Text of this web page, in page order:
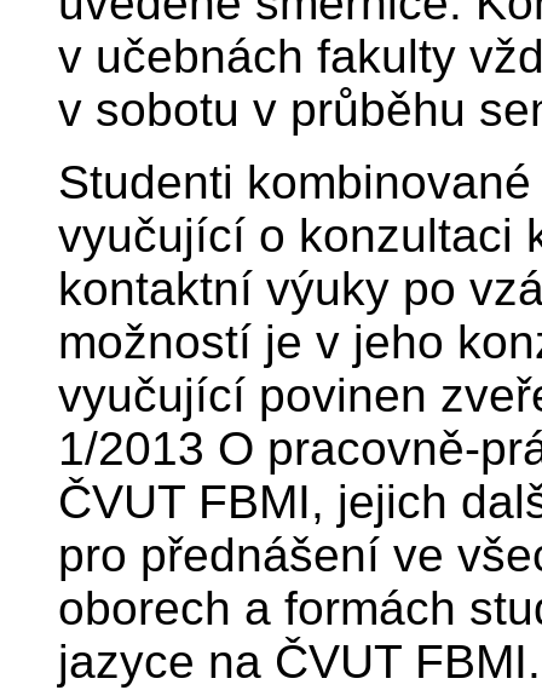
v učebnách fakulty
v sobotu v průběhu
Studenti
vyučující o konzultaci
kontaktní výuky po
možností je v jeho
vyučující povinen
1/2013 O pracovně-
ČVUT FBMI, jejich
pro přednášení ve
oborech a formách
jazyce na ČVUT FBMI.